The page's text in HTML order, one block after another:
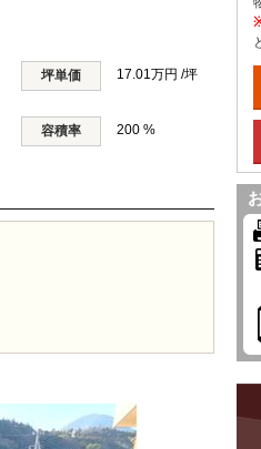
坪単価 17.01万円 /坪
容積率 200 %